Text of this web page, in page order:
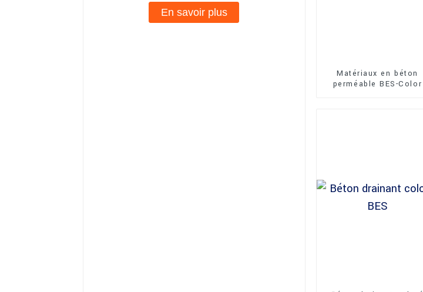
En savoir plus
Matériaux en béton
perméable BES-Color